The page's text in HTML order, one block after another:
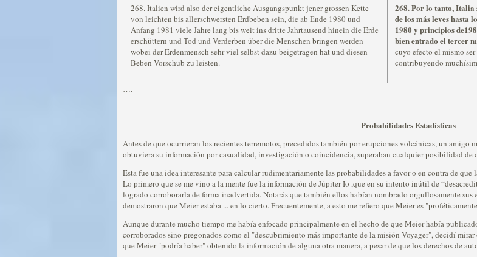
268. Italien wird also der eigentliche Ausgangspunkt jener grossen Kette
von leichten bis allerschwersten Erdbeben sein, die ab Ende 1980 und
Anfang 1981 viele Jahre lang bis weit ins dritte Jahrtausend hinein die Erde
erschüttern und Tod und Verderben über die Menschen bringen werden
wobei der Erdenmensch sehr viel selbst dazu beigetragen hat und diesen
Beben Vorschub zu leisten.
268. Por lo tanto, Italia
de los más leves hasta
1980 y principios
bien entrado el tercer
cuyo efecto el mismo
contribuyendo
….
Probabilidades Estadísticas
Antes de que ocurrieran los recientes terremotos, precedidos también por erupciones volcánicas, un
obtuviera su información por casualidad, investigación o coincidencia, superaban cualquier posibilidad de
Esta fue una idea interesante para calcular rudimentariamente las probabilidades a favor o en contra de
Lo primero que se me vino a la mente fue la información de Júpiter-Ío ,que en su intento inútil de
logrado corroborarla de forma inadvertida. Notarás que también ellos habían nombrado orgullosamente sus
demostraron que Meier estaba ... en lo cierto. Frecuentemente, a esto me refiero que Meier es
Aunque durante mucho tiempo me había enfocado principalmente en el hecho de que Meier había
corroborados sino pregonados como el "descubrimiento más importante de la misión Voyager", decidí
que Meier "podría haber" obtenido la información de alguna otra manera, a pesar de que los derechos de